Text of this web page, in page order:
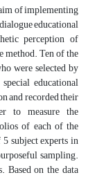
of implementing
educational
perception of
method. Ten of the
were selected by
educational
and recorded their
to measure the
of each of the
subject experts in
sampling.
Based on the data